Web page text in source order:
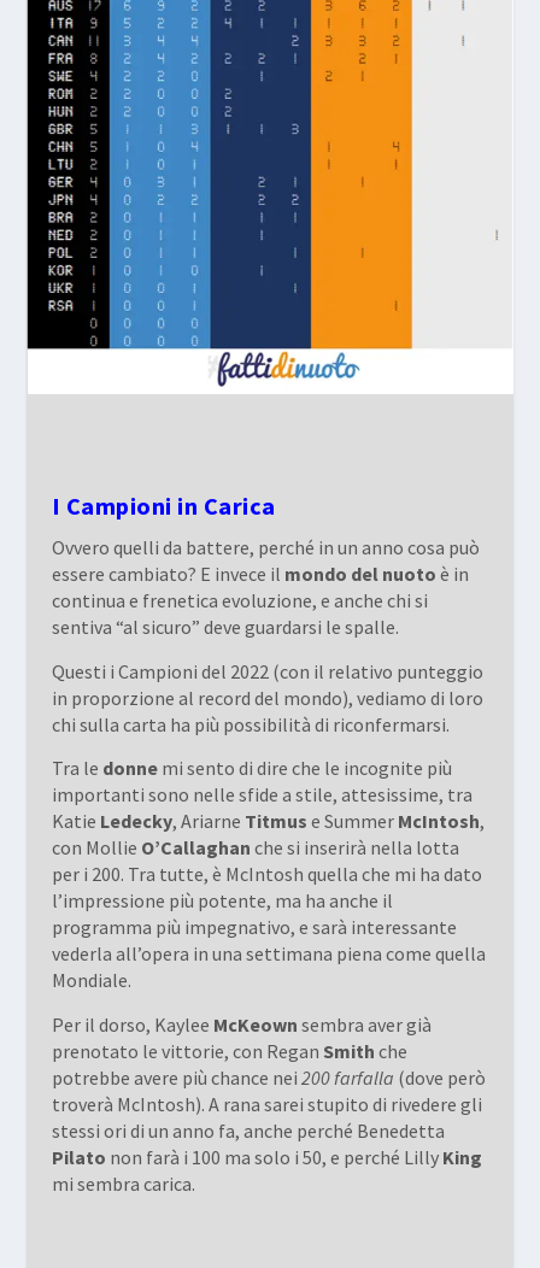
I Campioni in Carica
Ovvero quelli da battere, perché in un anno cosa può
essere cambiato? E invece il mondo del nuoto è in
continua e frenetica evoluzione, e anche chi si
sentiva “al sicuro” deve guardarsi le spalle.
Questi i Campioni del 2022 (con il relativo punteggio
in proporzione al record del mondo), vediamo di loro
chi sulla carta ha più possibilità di riconfermarsi.
Tra le donnemi sento di dire che le incognite più
importanti sono nelle sfide a stile, attesissime, tra
Katie Ledecky, Ariarne Titmus e Summer McIntosh,
con Mollie O’Callaghan che si inserirà nella lotta
per i 200. Tra tutte, è McIntosh quella che mi ha dato
l’impressione più potente, ma ha anche il
programma più impegnativo, e sarà interessante
vederla all’opera in una settimana piena come quella
Mondiale.
Per il dorso, Kaylee McKeown sembra aver già
prenotato le vittorie, con Regan Smith che
potrebbe avere più chance nei 200 farfalla (dove però
troverà McIntosh). A rana sarei stupito di rivedere gli
stessi ori di un anno fa, anche perché Benedetta
Pilato non farà i 100 ma solo i 50, e perché Lilly King
mi sembra carica.